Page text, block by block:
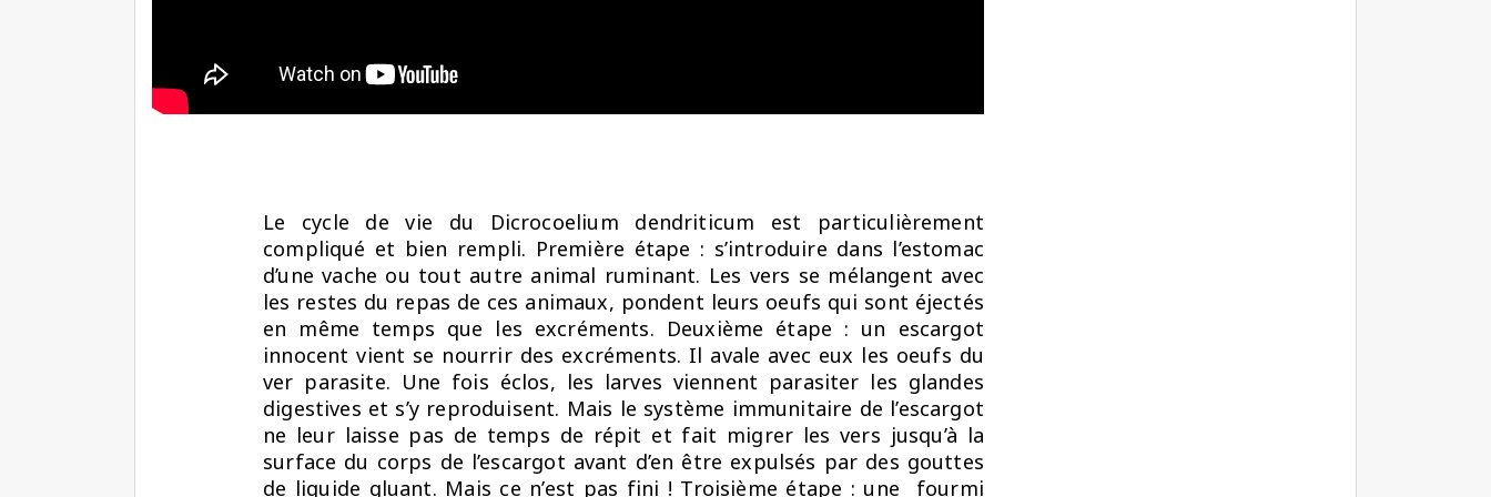
Le cycle de vie du Dicrocoelium dendriticum est particulièrement
compliqué et bien rempli. Première étape : s’introduire dans l’estomac
d’une vache ou tout autre animal ruminant. Les vers se mélangent avec
les restes du repas de ces animaux, pondent leurs oeufs qui sont éjectés
en même temps que les excréments. Deuxième étape : un escargot
innocent vient se nourrir des excréments. Il avale avec eux les oeufs du
ver parasite. Une fois éclos, les larves viennent parasiter les glandes
digestives et s’y reproduisent. Mais le système immunitaire de l’escargot
ne leur laisse pas de temps de répit et fait migrer les vers jusqu’à la
surface du corps de l’escargot avant d’en être expulsés par des gouttes
de liquide gluant. Mais ce n’est pas fini ! Troisième étape : une fourmi